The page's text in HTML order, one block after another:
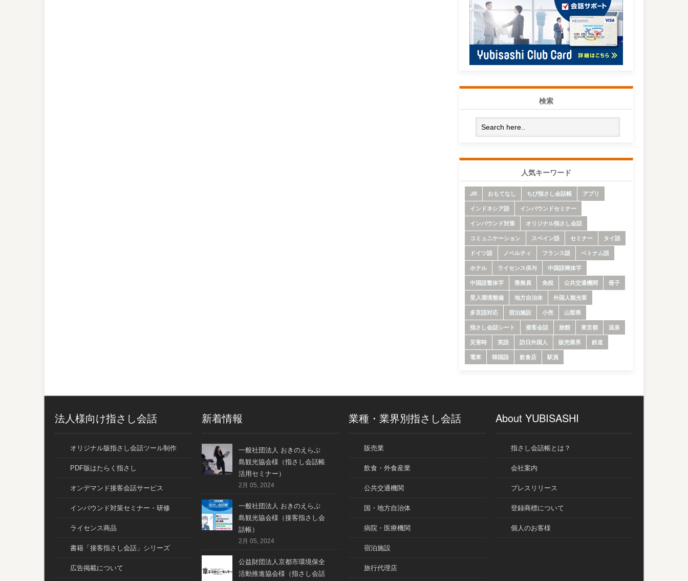
検索
人気キーワード
JR おもてなし ちび指さし会話帳
アプリ
インドネシア語
インバウンドセミナー
インバウンド対策
オリジナル指さし会話
コミュニケーション
スペイン語 セミナー
タイ語
ドイツ語
ノベルティ フランス語
ベトナム語
ホテル
ライセンス供与
中国語簡体字
中国語繁体字
乗務員 免税 公共交通機関
冊子
受入環境整備
地方自治体
外国人観光客
多言語対応
宿泊施設 小売
山梨県
指さし会話シート
接客会話 旅館 東京都
温泉
災害時
英語 訪日外国人 販売業界
鉄道
電車
韓国語 飲食店 駅員
法人様向け指さし会話
オリジナル版指さし会話ツール制作
PDF版はたらく指さし
オンデマンド接客会話サービス
インバウンド対策セミナー・研修
ライセンス商品
書籍「接客指さし会話」シリーズ
広告掲載について
新着情報
一般社団法人 おきのえらぶ
島観光協会様（指さし会話帳
活用セミナー）
2月 05, 2024
一般社団法人 おきのえらぶ
島観光協会様（接客指さし会
話帳）
2月 05, 2024
公益財団法人京都市環境保全
活動推進協会様（指さし会話
業種・業界別指さし会話
販売業
飲食・外食産業
公共交通機関
国・地方自治体
病院・医療機関
宿泊施設
旅行代理店
About YUBISASHI
指さし会話帳とは？
会社案内
プレスリリース
登録商標について
個人のお客様